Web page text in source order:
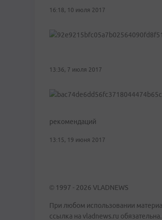
16:18, 10 июля 2017
13:36, 7 июля 2017
рекомендаций
13:15, 19 июня 2017
© 1997 - 2026 VLADNEWS
При любом использовании
ссылка на vladnews.ru обязательна.